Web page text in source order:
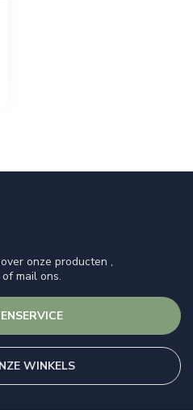
onze producten ,
mail ons.
WINKELS